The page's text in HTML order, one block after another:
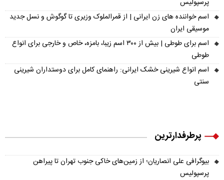
پرسپولیس
اسم خواننده های زن ایرانی | از قمرالملوک وزیری تا گوگوش و نسل جدید
موسیقی ایران
اسم برای طوطی | بیش از ۳۰۰ اسم زیبا، بامزه، خاص و خارجی برای انواع
طوطی
اسم انواع شیرینی خشک ایرانی: راهنمای کامل برای دوستداران شیرینی
سنتی
پرطرفدارترین
بیوگرافی علی انصاریان؛ از زمین‌های خاکی جنوب تهران تا پیراهن
پرسپولیس